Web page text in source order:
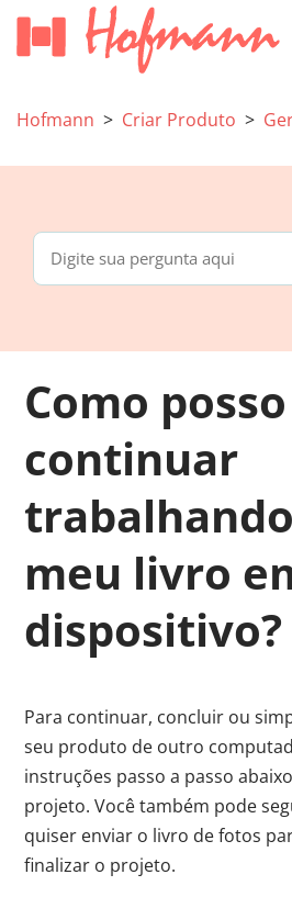
Hofmann Criar Produto
Como posso
continuar
meu livro
dispositivo?
Para continuar, concluir ou
seu produto de outro
instruções passo a passo
projeto. Você também pode
quiser enviar o livro de fotos
finalizar o projeto.